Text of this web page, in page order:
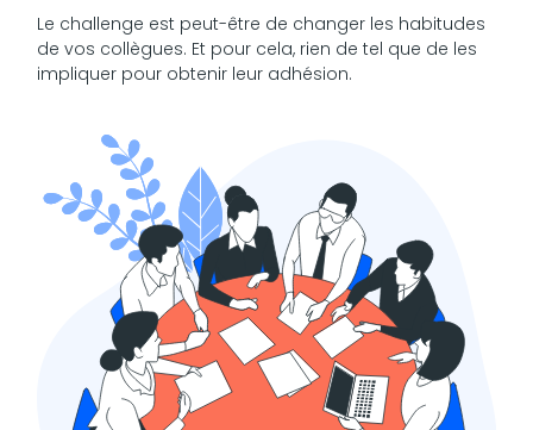
Le challenge est peut-être de changer les habitudes
de vos collègues. Et pour cela, rien de tel que de les
impliquer pour obtenir leur adhésion.